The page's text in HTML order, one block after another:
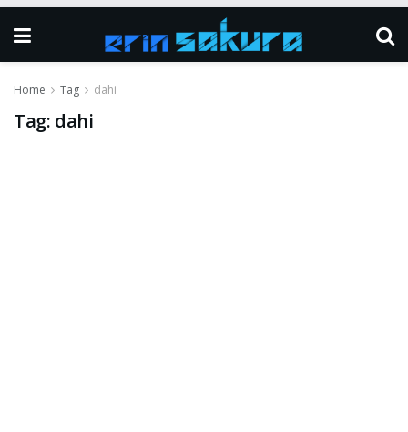
Home Tag dahi
Tag: dahi